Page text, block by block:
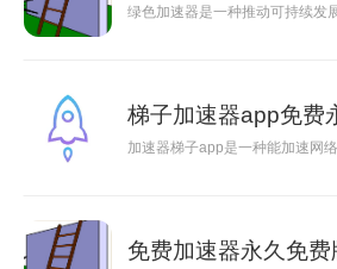
绿色加速器是一种推动可持续发
梯子加速器app免费
加速器梯子app是一种能加速网
免费加速器永久免费